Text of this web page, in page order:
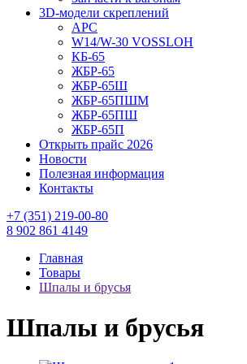
3D-модели скреплений
АРС
W14/W-30 VOSSLOH
КБ-65
ЖБР-65
ЖБР-65Ш
ЖБР-65ПШМ
ЖБР-65ПШ
ЖБР-65П
Открыть прайс 2026
Новости
Полезная информация
Контакты
+7 (351) 219-00-80
8 902 861 4149
Главная
Товары
Шпалы и брусья
Шпалы и брусья